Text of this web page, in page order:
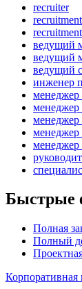
recruiter
ведущий
ведущий
ведущий
инженер
менеджер
менеджер
менеджер
менеджер
менеджер
Быстрые
Полная
Полный
Корпоративная